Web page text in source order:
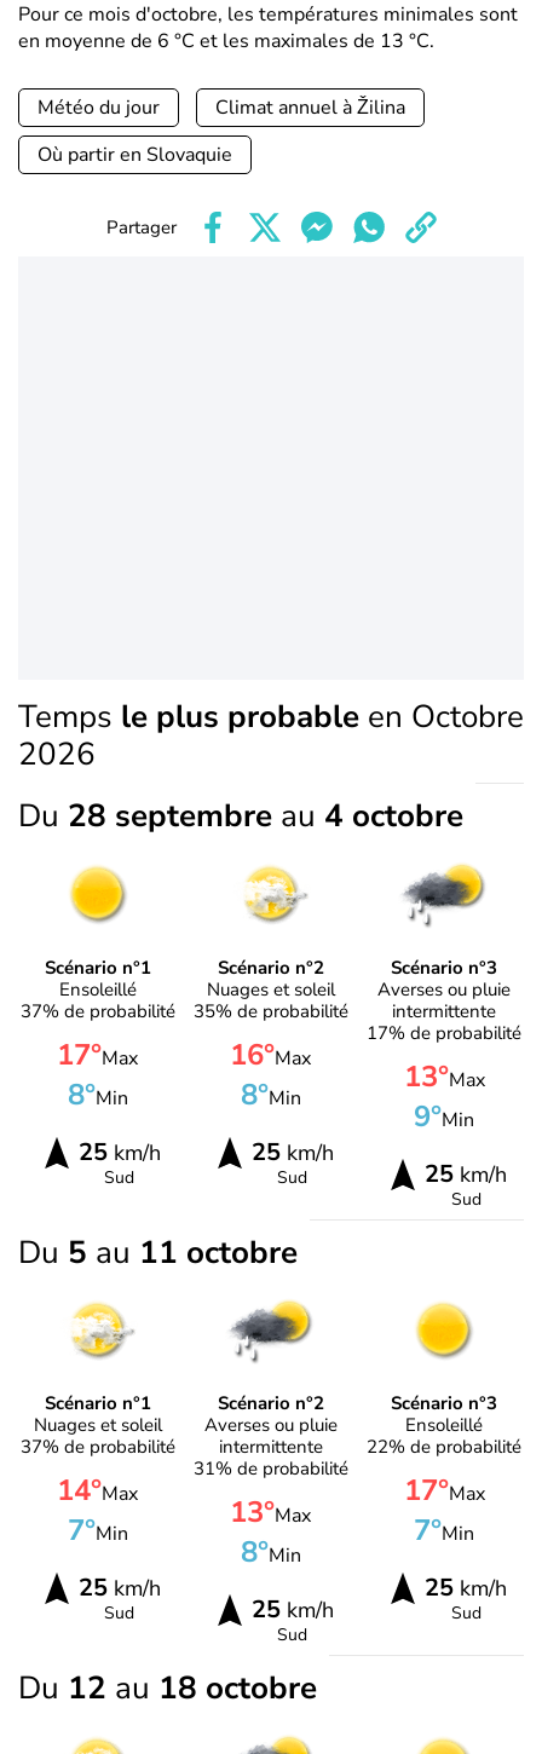
Pour ce mois d'octobre, les températures minimales sont
en moyenne de 6 °C et les maximales de 13 °C.
Météo du jour
Climat annuel à Žilina
Où partir en Slovaquie
Partager
Temps le plus probable en Octobre
2026
Du 28 septembre au 4 octobre
Scénario n°1
Ensoleillé
37% de probabilité
17°Max
8°Min
25km/h
Sud
Scénario n°2
Nuages et soleil
35% de probabilité
16°Max
8°Min
25km/h
Sud
Scénario n°3
Averses ou pluie
intermittente
17% de probabilité
13°Max
9°Min
25 km/h
Sud
Du 5 au 11 octobre
Scénario n°1
Nuages et soleil
37% de probabilité
14°Max
7°Min
25km/h
Sud
Scénario n°2
Averses ou pluie
intermittente
31% de probabilité
13°Max
8°Min
25km/h
Sud
Scénario n°3
Ensoleillé
22% de probabilité
17°Max
7°Min
25 km/h
Sud
Du 12 au 18 octobre